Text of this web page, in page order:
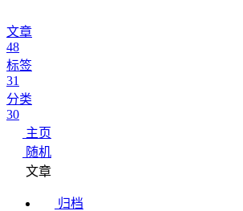
文章
48
标签
31
分类
30
主页
随机
文章
归档